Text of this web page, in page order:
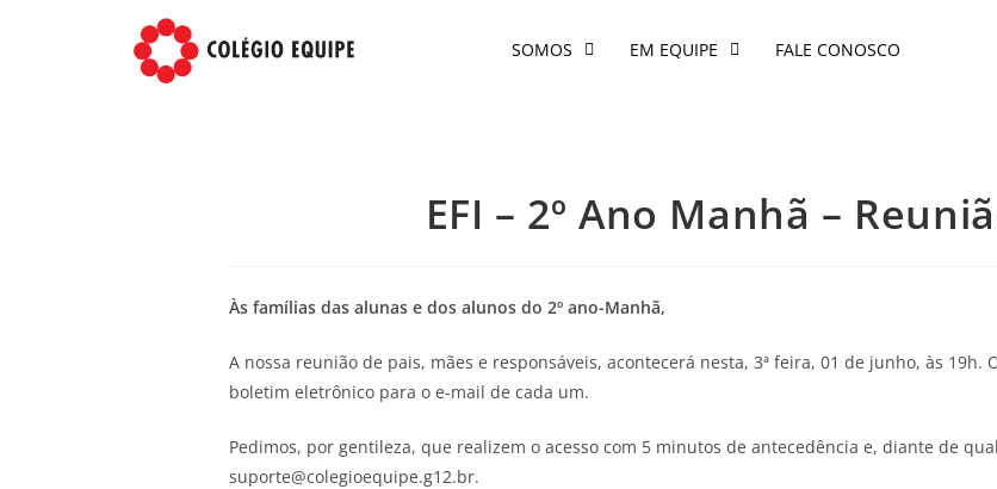
SOMOS EM EQUIPE FALE CONOSCO
EFI – 2º Ano Manhã –
Às famílias das alunas e dos alunos do 2º ano-Manhã,
A nossa reunião de pais, mães e responsáveis, acontecerá nesta, 3ª feira, 01 de junho, às
boletim eletrônico para o e-mail de cada um.
Pedimos, por gentileza, que realizem o acesso com 5 minutos de antecedência e, diante de
suporte@colegioequipe.g12.br.